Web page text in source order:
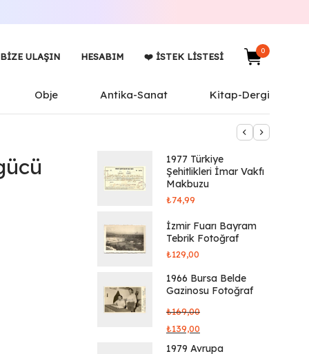
BIZE ULAŞIN HESABIM ❤️ İSTEK LISTESI
0
Obje Antika-Sanat Kitap-Dergi
1977 Türkiye
Şehitlikleri İmar Vakfı
Makbuzu
₺74,99
İzmir Fuarı Bayram
Tebrik Fotoğraf
₺129,00
1966 Bursa Belde
Gazinosu Fotoğraf
₺169,00
₺139,00
1979 Avrupa